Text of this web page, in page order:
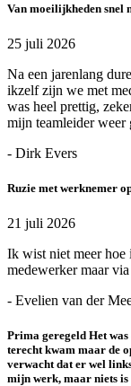
Van moeilijkheden snel
25 juli 2026
Na een jarenlang
ikzelf zijn we met
was heel prettig,
mijn teamleider
- Dirk Evers
Ruzie met werknemer
21 juli 2026
Ik wist niet meer hoe
medewerker maar
- Evelien van der
Prima geregeld Het
terecht kwam maar de
verwacht dat er wel
mijn werk, maar niets